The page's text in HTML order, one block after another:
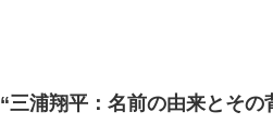
“三浦翔平：名前の由来とその